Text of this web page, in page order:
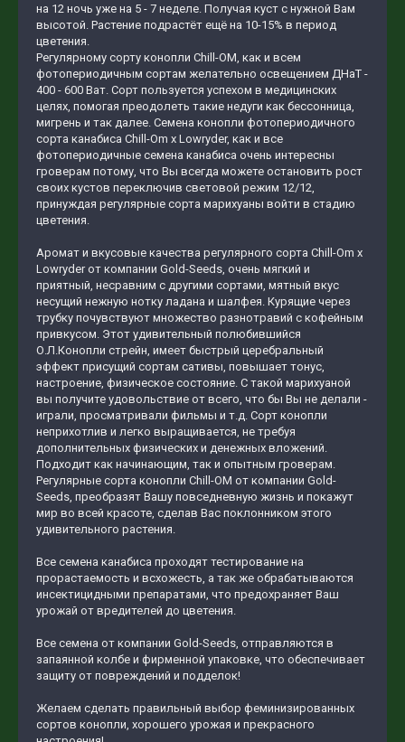
на 12 ночь уже на 5 - 7 неделе. Получая куст с нужной Вам
высотой. Растение подрастёт ещё на 10-15% в период
цветения.
Регулярному сорту конопли Chill-OM, как и всем
фотопериодичным сортам желательно освещением ДНаТ -
400 - 600 Ват. Сорт пользуется успехом в медицинских
целях, помогая преодолеть такие недуги как бессонница,
мигрень и так далее. Семена конопли фотопериодичного
сорта канабиса Chill-Om x Lowryder, как и все
фотопериодичные семена канабиса очень интересны
гроверам потому, что Вы всегда можете остановить рост
своих кустов переключив световой режим 12/12,
принуждая регулярные сорта марихуаны войти в стадию
цветения.
Аромат и вкусовые качества регулярного сорта Chill-Om x
Lowryder от компании Gold-Seeds, очень мягкий и
приятный, несравним с другими сортами, мятный вкус
несущий нежную нотку ладана и шалфея. Курящие через
трубку почувствуют множество разнотравий с кофейным
привкусом. Этот удивительный полюбившийся
О.Л.Конопли стрейн, имеет быстрый церебральный
эффект присущий сортам сативы, повышает тонус,
настроение, физическое состояние. С такой марихуаной
вы получите удовольствие от всего, что бы Вы не делали -
играли, просматривали фильмы и т.д. Сорт конопли
неприхотлив и легко выращивается, не требуя
дополнительных физических и денежных вложений.
Подходит как начинающим, так и опытным гроверам.
Регулярные сорта конопли Chill-OM от компании Gold-
Seeds, преобразят Вашу повседневную жизнь и покажут
мир во всей красоте, сделав Вас поклонником этого
удивительного растения.
Все семена канабиса проходят тестирование на
прорастаемость и всхожесть, а так же обрабатываются
инсектицидными препаратами, что предохраняет Ваш
урожай от вредителей до цветения.
Все семена от компании Gold-Seeds, отправляются в
запаянной колбе и фирменной упаковке, что обеспечивает
защиту от повреждений и подделок!
Желаем сделать правильный выбор феминизированных
сортов конопли, хорошего урожая и прекрасного